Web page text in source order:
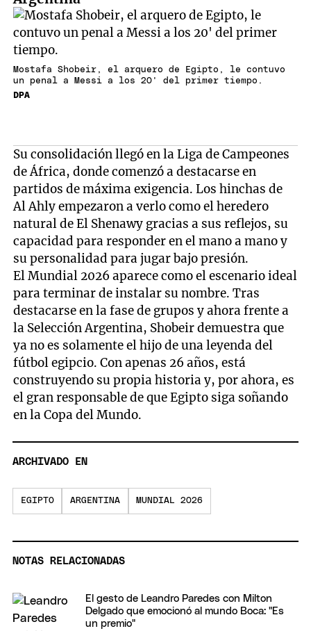
Mostafa Shobeir, el arquero de Egipto, le contuvo
un penal a Messi a los 20' del primer tiempo.
DPA
Su consolidación llegó en la Liga de Campeones
de África, donde comenzó a destacarse en
partidos de máxima exigencia. Los hinchas de
Al Ahly empezaron a verlo como el heredero
natural de El Shenawy gracias a sus reflejos, su
capacidad para responder en el mano a mano y
su personalidad para jugar bajo presión.
El Mundial 2026 aparece como el escenario ideal
para terminar de instalar su nombre. Tras
destacarse en la fase de grupos y ahora frente a
la Selección Argentina, Shobeir demuestra que
ya no es solamente el hijo de una leyenda del
fútbol egipcio. Con apenas 26 años, está
construyendo su propia historia y, por ahora, es
el gran responsable de que Egipto siga soñando
en la Copa del Mundo.
ARCHIVADO EN
EGIPTO ARGENTINA MUNDIAL 2026
NOTAS RELACIONADAS
El gesto de Leandro Paredes con Milton
Delgado que emocionó al mundo Boca: "Es
un premio"